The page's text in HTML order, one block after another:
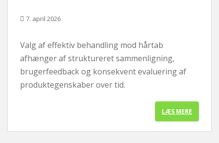
7. april 2026
Valg af effektiv behandling mod hårtab
afhænger af struktureret sammenligning,
brugerfeedback og konsekvent evaluering af
produktegenskaber over tid.
LÆS MERE